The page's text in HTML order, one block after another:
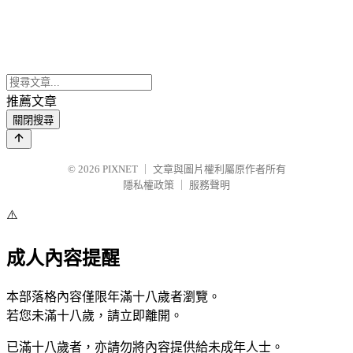
推薦文章
關閉搜尋
© 2026 PIXNET
文章與圖片權利屬原作者所有
隱私權政策
服務聲明
⚠️
成人內容提醒
本部落格內容僅限年滿十八歲者瀏覽。
若您未滿十八歲，請立即離開。
已滿十八歲者，亦請勿將內容提供給未成年人士。